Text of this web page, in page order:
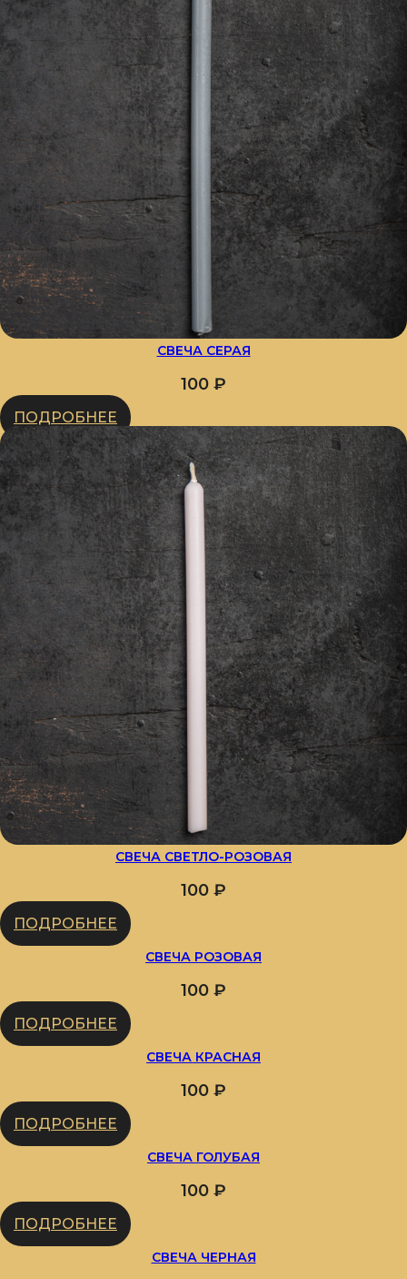
СВЕЧА СЕРАЯ
100 ₽
ПОДРОБНЕЕ
СВЕЧА СВЕТЛО-РОЗОВАЯ
100 ₽
ПОДРОБНЕЕ
СВЕЧА РОЗОВАЯ
100 ₽
ПОДРОБНЕЕ
СВЕЧА КРАСНАЯ
100 ₽
ПОДРОБНЕЕ
СВЕЧА ГОЛУБАЯ
100 ₽
ПОДРОБНЕЕ
СВЕЧА ЧЕРНАЯ